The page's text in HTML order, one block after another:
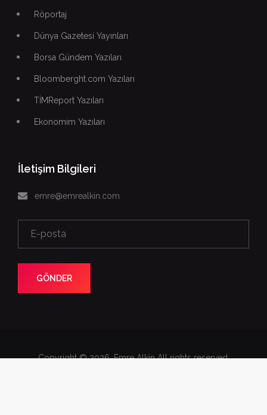
Röportaj
Dünya Gazetesi Yayınları
Borsa Gündem Yazıları
Bloomberght.com Yazıları
TİMReport Yazıları
Ekonomim Yazıları
İletişim Bilgileri
emre@emrealkin.com
GÖNDER
Copyright © 2026. Emre Alkin All rights reserved.